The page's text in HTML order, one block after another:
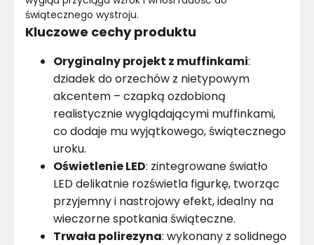
świątecznego wystroju.
Kluczowe cechy produktu
Oryginalny projekt z muffinkami:
dziadek do orzechów z nietypowym
akcentem – czapką ozdobioną
realistycznie wyglądającymi muffinkami,
co dodaje mu wyjątkowego, świątecznego
uroku.
Oświetlenie LED: zintegrowane światło
LED delikatnie rozświetla figurkę, tworząc
przyjemny i nastrojowy efekt, idealny na
wieczorne spotkania świąteczne.
Trwała polirezyna: wykonany z solidnego